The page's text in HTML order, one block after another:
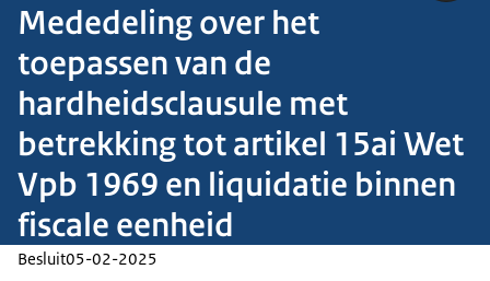
Mededeling over het
toepassen van de
hardheidsclausule met
betrekking tot artikel 15ai Wet
Vpb 1969 en liquidatie binnen
fiscale eenheid
Besluit05-02-2025